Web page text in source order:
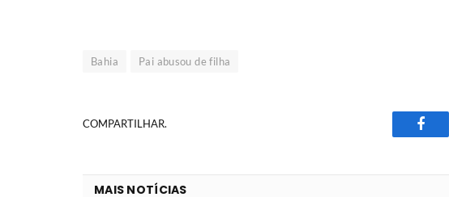
Bahia Pai abusou de filha
COMPARTILHAR.
MAIS NOTÍCIAS